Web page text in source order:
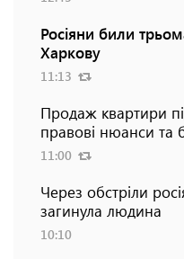
Росіяни били
Харкову
11:13
Продаж квартири
правові нюанси та
11:00
Через обстріли
загинула людина
10:10